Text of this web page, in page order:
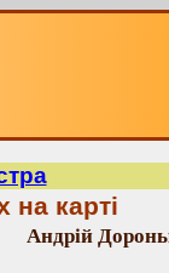
на карті
Андрій